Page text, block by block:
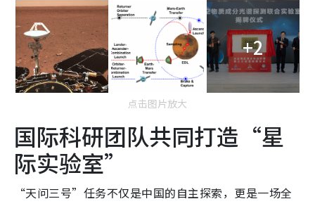
+2
点击图片放大
国际科研团队共同打造“星
际实验室”
“天问三号”任务不仅是中国的自主探索，更是一场全